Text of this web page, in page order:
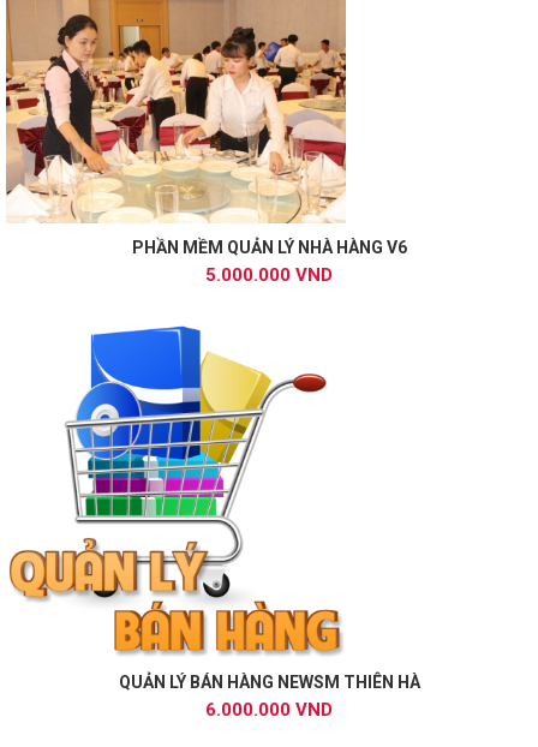
PHẦN MỀM QUẢN LÝ NHÀ HÀNG V6
5.000.000 VND
QUẢN LÝ BÁN HÀNG NEWSM THIÊN HÀ
6.000.000 VND